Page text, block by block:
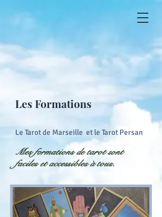
Les Formations
Le Tarot de Marseille et le Tarot Persan
Mes formations de tarot sont
faciles et accessibles à tous.